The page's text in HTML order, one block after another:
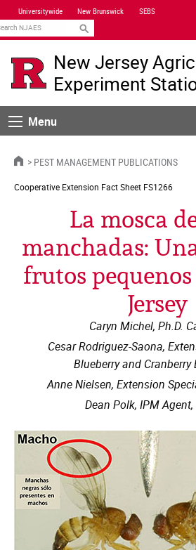
Skip
Navigation
Universitywide New Brunswick SEBS
New Jersey
Experiment
MenuMenu
HOMEPEST MANAGEMENT PUBLICATIONS
Cooperative Extension Fact Sheet FS1266
La mosca
manchadas:
frutos
Jersey
Caryn Michel, Ph.D.
Cesar Rodriguez-Saona,
Blueberry and
Anne Nielsen, Extension
Dean Polk, IPM Agent,